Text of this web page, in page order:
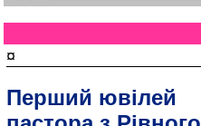
¤
Перший ювілей